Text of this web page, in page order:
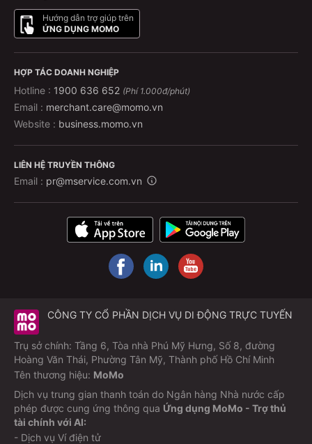
Hướng dẫn trợ giúp trên
ỨNG DỤNG MOMO
HỢP TÁC DOANH NGHIỆP
Hotline : 1900 636 652 (Phí 1.000đ/phút)
Email : merchant.care@momo.vn
Website : business.momo.vn
LIÊN HỆ TRUYỀN THÔNG
Email : pr@mservice.com.vn
CÔNG TY CỔ PHẦN DỊCH VỤ DI ĐỘNG TRỰC TUYẾN
Trụ sở chính: Tầng 6, Tòa nhà Phú Mỹ Hưng, Số 8, đường
Hoàng Văn Thái, Phường Tân Mỹ, Thành phố Hồ Chí Minh
Tên thương hiệu: MoMo
Dịch vụ trung gian thanh toán do Ngân hàng Nhà nước cấp
phép được cung ứng thông qua Ứng dụng MoMo - Trợ thủ
tài chính với AI:
- Dịch vụ Ví điện tử